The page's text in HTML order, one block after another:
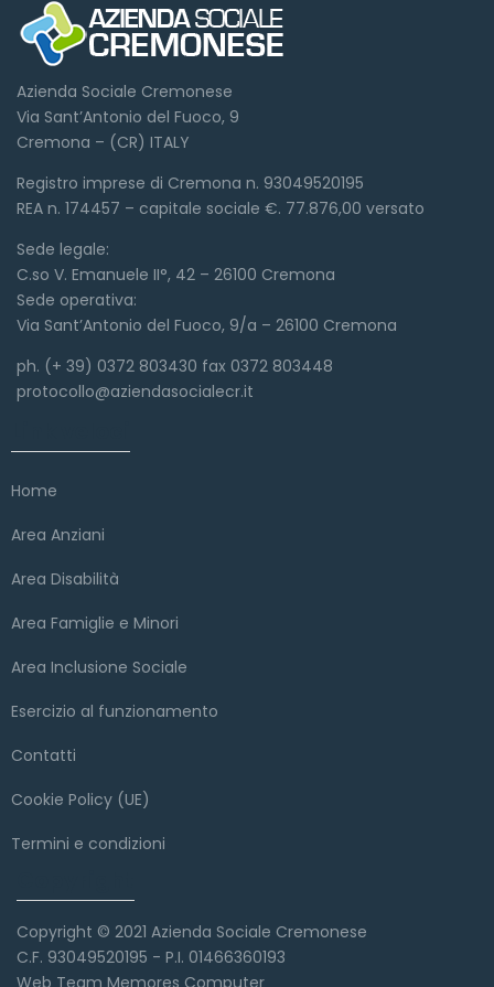
Azienda Sociale Cremonese
Via Sant’Antonio del Fuoco, 9
Cremona – (CR) ITALY
Registro imprese di Cremona n. 93049520195
REA n. 174457 – capitale sociale €. 77.876,00 versato
Sede legale:
C.so V. Emanuele II°, 42 – 26100 Cremona
Sede operativa:
Via Sant’Antonio del Fuoco, 9/a – 26100 Cremona
ph. (+ 39) 0372 803430 fax 0372 803448
protocollo@aziendasocialecr.it
Home
Area Anziani
Area Disabilità
Area Famiglie e Minori
Area Inclusione Sociale
Esercizio al funzionamento
Contatti
Cookie Policy (UE)
Termini e condizioni
Copyright © 2021 Azienda Sociale Cremonese
C.F. 93049520195 - P.I. 01466360193
Web Team Memores Computer